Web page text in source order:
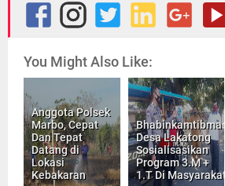
You Might Also Like:
Anggota Polsek
Marbo, Cepat
Dan Tepat
Datang di
Lokasi
Kebakaran
Bhabinkamtibmas
Desa Lakatong
Sosialisasikan
Program 3.M +
1.T Di Masyarakat